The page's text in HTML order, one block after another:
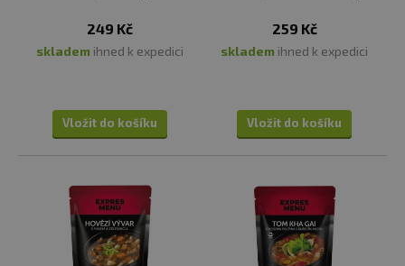
249 Kč
skladem ihned k expedici
Vložit do košíku
259 Kč
skladem ihned k expedici
Vložit do košíku